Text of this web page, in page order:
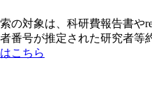
の対象は、科研費報告書や
番号が推定された研究者等
こちら